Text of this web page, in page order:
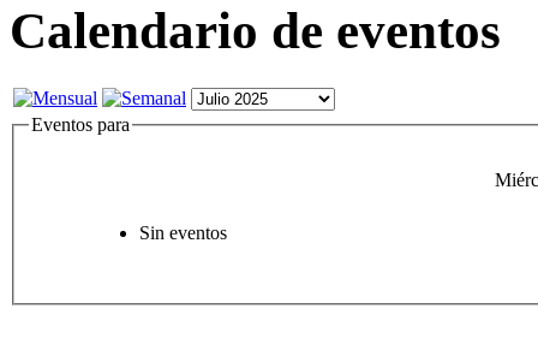
Calendario de eventos
Eventos para
Sin eventos